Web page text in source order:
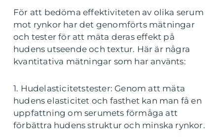
För att bedöma effektiviteten av olika serum
mot rynkor har det genomförts mätningar
och tester för att mäta deras effekt på
hudens utseende och textur. Här är några
kvantitativa mätningar som har använts:
1. Hudelasticitetstester: Genom att mäta
hudens elasticitet och fasthet kan man få en
uppfattning om serumets förmåga att
förbättra hudens struktur och minska rynkor.